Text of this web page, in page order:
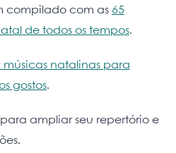
compilado com as 65
de todos os tempos.
músicas natalinas para
gostos.
ampliar seu repertório e